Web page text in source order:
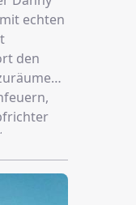
echten
den
noch
Name,